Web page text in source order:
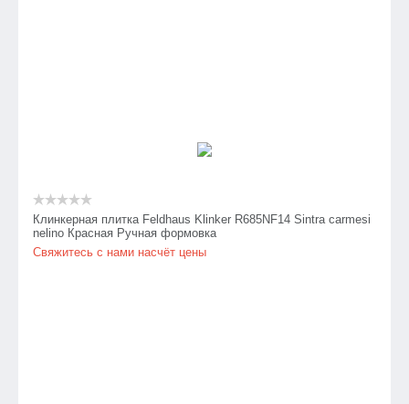
Клинкерная плитка Feldhaus Klinker R685NF14 Sintra carmesi
nelino Красная Ручная формовка
Свяжитесь с нами насчёт цены